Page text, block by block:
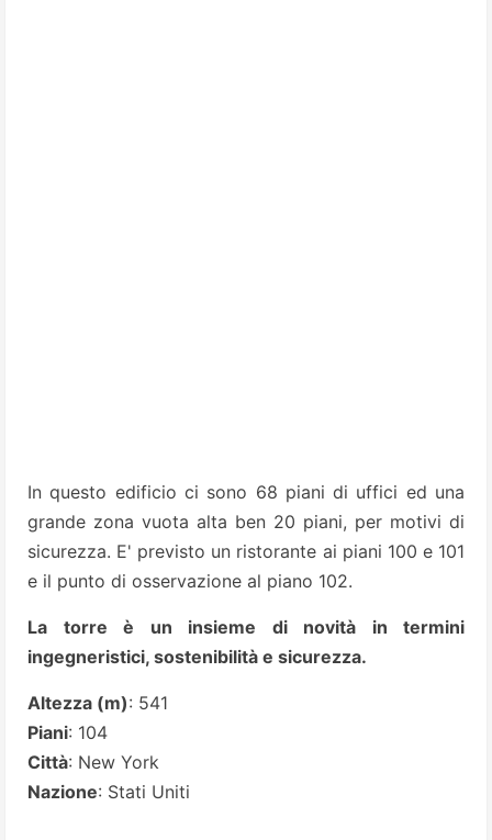
In questo edificio ci sono 68 piani di uffici ed una
grande zona vuota alta ben 20 piani, per motivi di
sicurezza. E' previsto un ristorante ai piani 100 e 101
e il punto di osservazione al piano 102.
La torre è un insieme di novità in termini
ingegneristici, sostenibilità e sicurezza.
Altezza (m): 541
Piani: 104
Città: New York
Nazione: Stati Uniti